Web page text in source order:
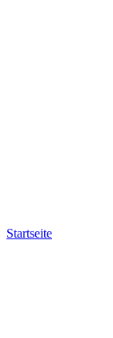
Startseite